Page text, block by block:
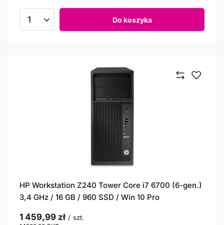
Ilość produktów Do koszyka
HP Workstation Z240 Tower Core i7 6700 (6-gen.)
3,4 GHz / 16 GB / 960 SSD / Win 10 Pro
1 459,99 zł / szt.